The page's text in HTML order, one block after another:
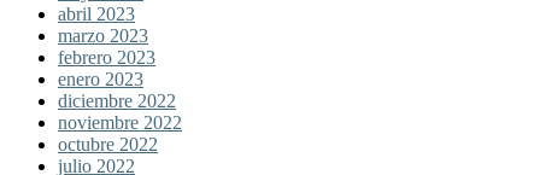
abril 2023
marzo 2023
febrero 2023
enero 2023
diciembre 2022
noviembre 2022
octubre 2022
julio 2022